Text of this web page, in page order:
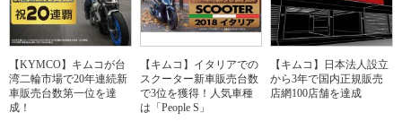
【KYMCO】キムコが台
湾二輪市場で20年連続新
車販売台数第一位を達
成！
【キムコ】イタリアでの
スクーター新車販売台数
で3位を獲得！人気車種
は「People S」
【キムコ】日本法人設立
から3年で国内正規販売
店網100店舗を達成